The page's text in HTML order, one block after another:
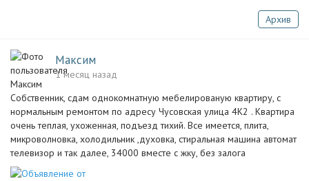
Архив
Максим
1 месяц назад
Собственник, сдам однокомнатную мебелированую квартиру, с
нормальным ремонтом по адресу Чусовская улица 4К2 . Квартира
очень теплая, ухоженная, подъезд тихий. Все имеется, плита,
микроволновка, холодильник ,духовка, стиральная машина автомат
телевизор и так далее, 34000 вместе с жку, без залога